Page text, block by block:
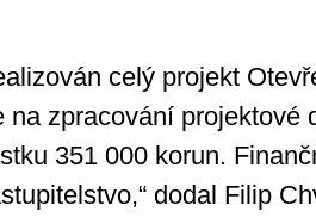
celý projekt
na zpracování projektové
351 000 korun.
dodal Filip